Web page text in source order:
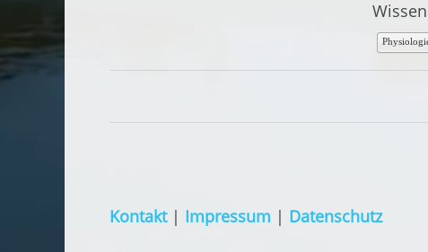
Kontakt| Impressum | Datenschutz